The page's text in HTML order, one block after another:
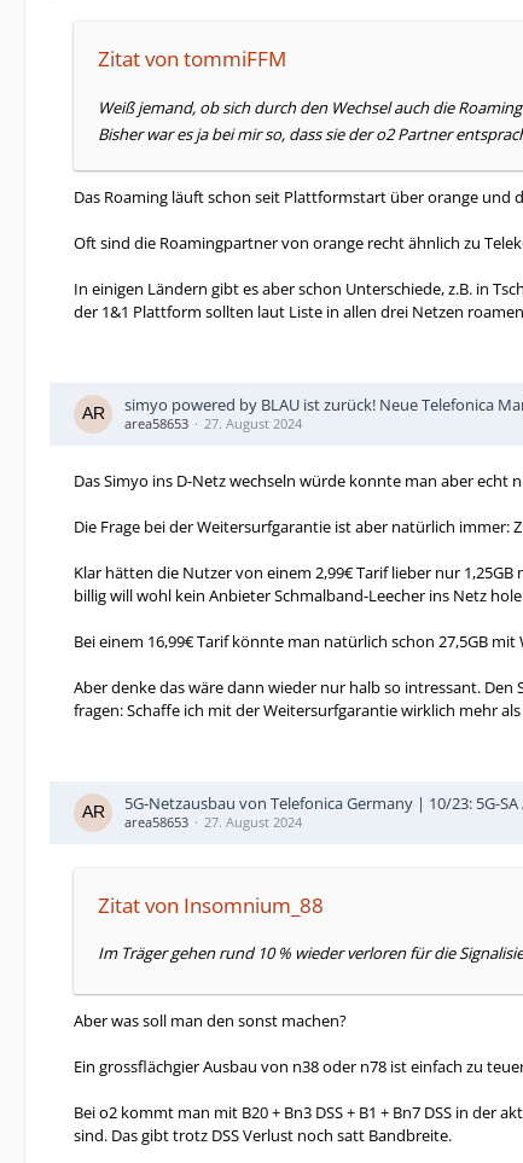
Zitat von tommiFFM
Weiß jemand, ob sich durch den Wechsel auch die
Bisher war es ja bei mir so, dass sie der o2 Partner
Das Roaming läuft schon seit Plattformstart über orange und
Oft sind die Roamingpartner von orange recht ähnlich zu
In einigen Ländern gibt es aber schon Unterschiede, z.B. in
der 1&1 Plattform sollten laut Liste in allen drei Netzen
simyo powered by BLAU ist zurück! Neue Telefonica
area58653 27. August 2024
Das Simyo ins D-Netz wechseln würde konnte man aber echt
Die Frage bei der Weitersurfgarantie ist aber natürlich immer:
Klar hätten die Nutzer von einem 2,99€ Tarif lieber nur
billig will wohl kein Anbieter Schmalband-Leecher ins Netz
Bei einem 16,99€ Tarif könnte man natürlich schon 27,5GB
Aber denke das wäre dann wieder nur halb so intressant.
fragen: Schaffe ich mit der Weitersurfgarantie wirklich mehr
5G-Netzausbau von Telefonica Germany | 10/23: 5G-SA
area58653 27. August 2024
Zitat von Insomnium_88
Im Träger gehen rund 10 % wieder verloren für die
Aber was soll man den sonst machen?
Ein grossflächgier Ausbau von n38 oder n78 ist einfach zu
Bei o2 kommt man mit B20 + Bn3 DSS + B1 + Bn7 DSS in der
sind. Das gibt trotz DSS Verlust noch satt Bandbreite.